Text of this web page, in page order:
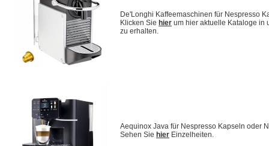
De'Longhi Kaffeemaschinen für Nespresso
Klicken Sie hier um hier aktuelle Kataloge in
zu erhalten.
Aequinox Java für Nespresso Kapseln oder
Sehen Sie hier Einzelheiten.